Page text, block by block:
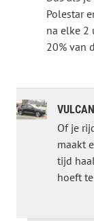
Polestar
na elke 2
20% van
Of je
maakt
tijd
hoeft